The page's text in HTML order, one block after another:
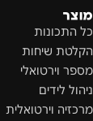
מוצר
כל התכונות
הקלטת שיחות
מספר וירטואלי
ניהול לידים
מרכזיה וירטואלית